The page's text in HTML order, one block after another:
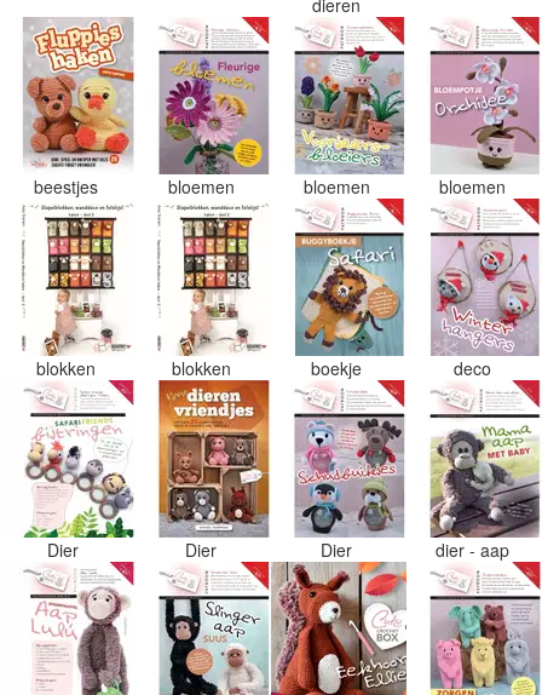
dieren
beestjes bloemen bloemen bloemen
blokken blokken boekje deco
Dier Dier Dier dier - aap